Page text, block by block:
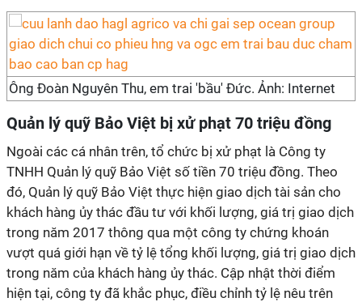
Ông Đoàn Nguyên Thu, em trai 'bầu' Đức. Ảnh: Internet
Quản lý quỹ Bảo Việt bị xử phạt 70 triệu đồng
Ngoài các cá nhân trên, tổ chức bị xử phạt là Công ty
TNHH Quản lý quỹ Bảo Việt số tiền 70 triệu đồng. Theo
đó, Quản lý quỹ Bảo Việt thực hiện giao dịch tài sản cho
khách hàng ủy thác đầu tư với khối lượng, giá trị giao dịch
trong năm 2017 thông qua một công ty chứng khoán
vượt quá giới hạn về tỷ lệ tổng khối lượng, giá trị giao dịch
trong năm của khách hàng ủy thác. Cập nhật thời điểm
hiện tại, công ty đã khắc phục, điều chỉnh tỷ lệ nêu trên